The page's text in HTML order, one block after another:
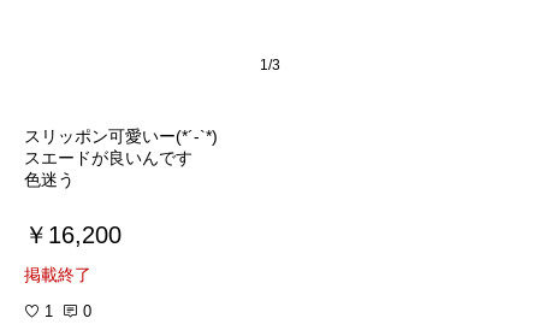
1/3
スリッポン可愛いー(*´-`*)
スエードが良いんです
色迷う
￥16,200
掲載終了
1 0